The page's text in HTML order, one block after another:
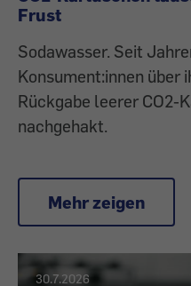
Frust
Sodawasser. Seit
Konsument:innen über
Rückgabe leerer CO2-
nachgehakt.
Mehr zeigen
30.7.2026